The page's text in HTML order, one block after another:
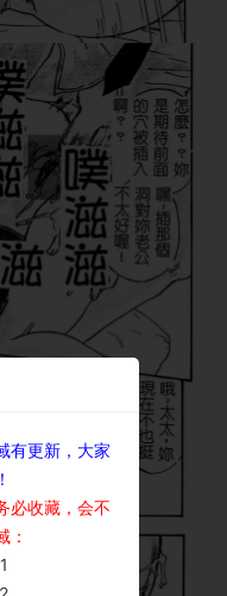
有更新，大家
必收藏，会不
：